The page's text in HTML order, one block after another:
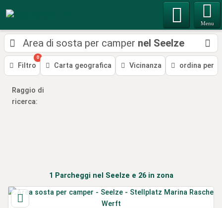
Menu
Area di sosta per camper nel Seelze
Filtro
0
Carta geografica Vicinanza ordina per
Raggio di
ricerca:
1 Parcheggi nel Seelze e 26 in zona